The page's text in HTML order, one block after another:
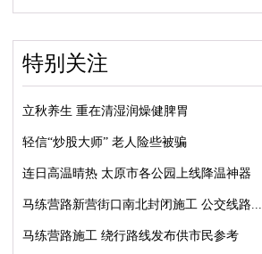
特别关注
立秋养生 重在清湿润燥健脾胃
轻信“炒股大师” 老人险些被骗
连日高温晴热 太原市各公园上线降温神器
马练营路新营街口南北封闭施工 公交线路...
马练营路施工 绕行路线发布供市民参考